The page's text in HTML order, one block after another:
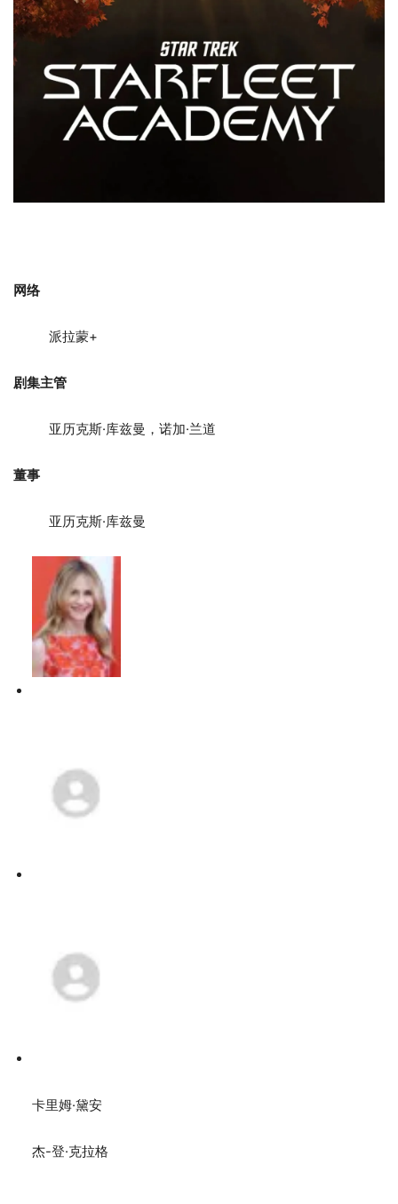
网络
派拉蒙+
剧集主管
亚历克斯·库兹曼，诺加·兰道
董事
亚历克斯·库兹曼
卡里姆·黛安
杰-登·克拉格